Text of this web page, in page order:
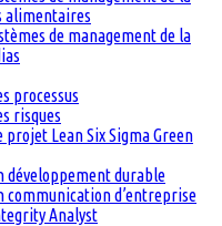
alimentaires
de management de la
processus
risques
projet Lean Six Sigma Green
développement durable
communication d’entreprise
Analyst